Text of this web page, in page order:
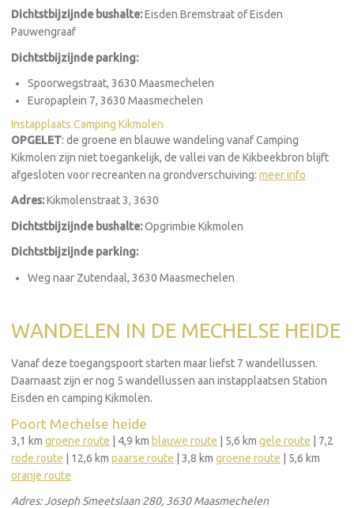
Dichtstbijzijnde bushalte:Eisden Bremstraat of Eisden
Pauwengraaf
Dichtstbijzijnde parking:
Spoorwegstraat, 3630 Maasmechelen
Europaplein 7, 3630 Maasmechelen
Instapplaats Camping Kikmolen
OPGELET: de groene en blauwe wandeling vanaf Camping
Kikmolen zijn niet toegankelijk, de vallei van de Kikbeekbron blijft
afgesloten voor recreanten na grondverschuiving: meer info
Adres:Kikmolenstraat 3, 3630
Dichtstbijzijnde bushalte:Opgrimbie Kikmolen
Dichtstbijzijnde parking:
Weg naar Zutendaal, 3630 Maasmechelen
WANDELEN IN DE MECHELSE HEIDE
Vanaf deze toegangspoort starten maar liefst 7 wandellussen.
Daarnaast zijn er nog 5 wandellussen aan instapplaatsen Station
Eisden en camping Kikmolen.
Poort Mechelse heide
3,1 km groene route | 4,9 km blauwe route | 5,6 km gele route | 7,2
rode route | 12,6 km paarse route | 3,8 km groene route | 5,6 km
oranje route
Adres: Joseph Smeetslaan 280, 3630 Maasmechelen